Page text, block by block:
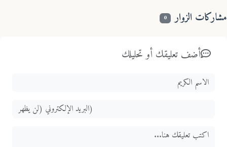
الزوار 0
أضف تعليقك أو تحليلك